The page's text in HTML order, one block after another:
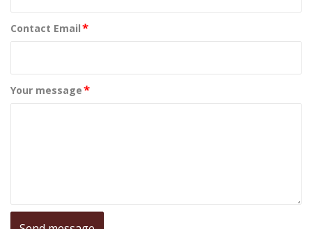
Contact Email*
Your message*